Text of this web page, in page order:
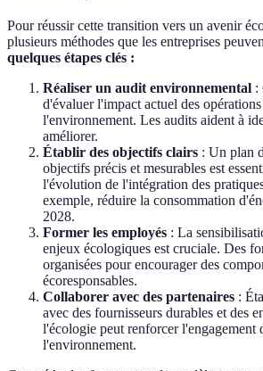
Pour réussir cette transition vers un avenir
plusieurs méthodes que les entreprises
quelques étapes clés :
Réaliser un audit environnemental :
d'évaluer l'impact actuel des
l'environnement. Les audits aident à
améliorer.
Établir des objectifs clairs : Un plan
objectifs précis et mesurables est
l'évolution de l'intégration des
exemple, réduire la consommation
2028.
Former les employés : La
enjeux écologiques est cruciale. Des
organisées pour encourager des
écoresponsables.
Collaborer avec des partenaires :
avec des fournisseurs durables et des
l'écologie peut renforcer l'engagement
l'environnement.